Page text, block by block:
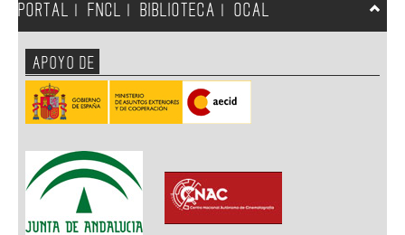
PORTAL
FNCL BIBLIOTECA OCAL
APOYO DE